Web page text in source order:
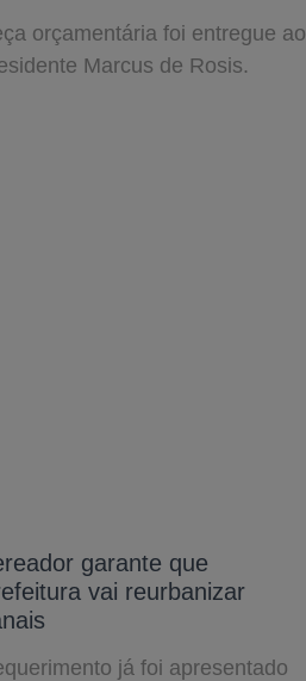
orçamentária foi entregue ao
Marcus de Rosis.
garante que
vai reurbanizar
já foi apresentado